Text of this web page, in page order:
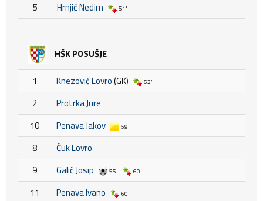
5 Hrnjić Nedim 51'
HŠK POSUŠJE
1 Knezović Lovro(GK) 52'
2
Protrka Jure
10
Penava Jakov 59'
8
Ćuk Lovro
9
Galić Josip 55' 60'
11 Penava Ivano 60'